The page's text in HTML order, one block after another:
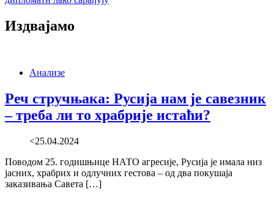
Издвајамо
Анализе
Реч стручњака: Русија нам је савезник
– треба ли то храбрије истаћи?
<25.04.2024
Поводом 25. годишњице НАТО агресије, Русија је имала низ
јасних, храбрих и одлучних гестова – од два покушаја
заказивања Савета […]